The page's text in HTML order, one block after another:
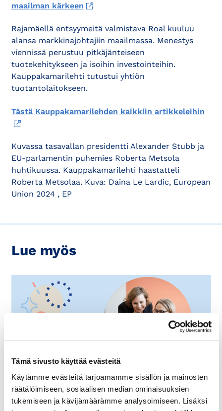
Tämä sivusto käyttää evästeitä
Käytämme evästeitä tarjoamamme sisällön ja mainosten
räätälöimiseen, sosiaalisen median ominaisuuksien
tukemiseen ja kävijämäärämme analysoimiseen. Lisäksi
maailman kärkeen
Rajamäellä entsyymeitä valmistava Roal kuuluu
alansa markkinajohtajiin maailmassa. Menestys
viennissä perustuu pitkäjänteiseen
tuotekehitykseen ja isoihin investointeihin.
Kauppakamarilehti tutustui yhtiön
tuotantolaitokseen.
Tästä Kauppakamarilehden kaikkiin artikkeleihin
Kuvassa tasavallan presidentti Alexander Stubb ja
EU-parlamentin puhemies Roberta Metsola
huhtikuussa. Kauppakamarilehti haastatteli
Roberta Metsolaa. Kuva: Daina Le Lardic, European
Union 2024 , EP
Lue myös
8.12.2025 LIIKE-ELÄMÄ
Katso tästä avoinna olevat